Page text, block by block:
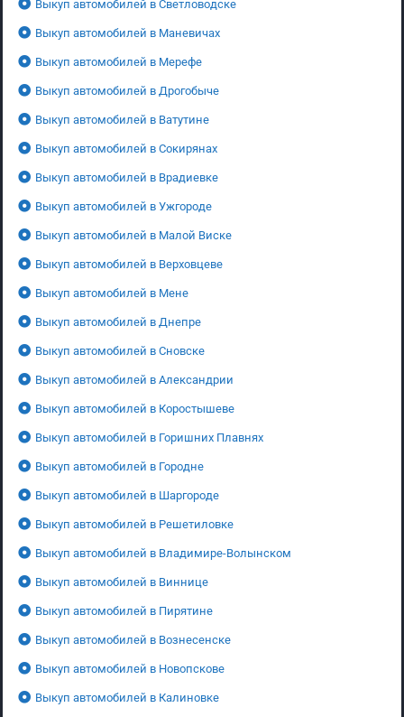
Выкуп автомобилей в Светловодске
Выкуп автомобилей в Маневичах
Выкуп автомобилей в Мерефе
Выкуп автомобилей в Дрогобыче
Выкуп автомобилей в Ватутине
Выкуп автомобилей в Сокирянах
Выкуп автомобилей в Врадиевке
Выкуп автомобилей в Ужгороде
Выкуп автомобилей в Малой Виске
Выкуп автомобилей в Верховцеве
Выкуп автомобилей в Мене
Выкуп автомобилей в Днепре
Выкуп автомобилей в Сновске
Выкуп автомобилей в Александрии
Выкуп автомобилей в Коростышеве
Выкуп автомобилей в Горишних Плавнях
Выкуп автомобилей в Городне
Выкуп автомобилей в Шаргороде
Выкуп автомобилей в Решетиловке
Выкуп автомобилей в Владимире-Волынском
Выкуп автомобилей в Виннице
Выкуп автомобилей в Пирятине
Выкуп автомобилей в Вознесенске
Выкуп автомобилей в Новопскове
Выкуп автомобилей в Калиновке